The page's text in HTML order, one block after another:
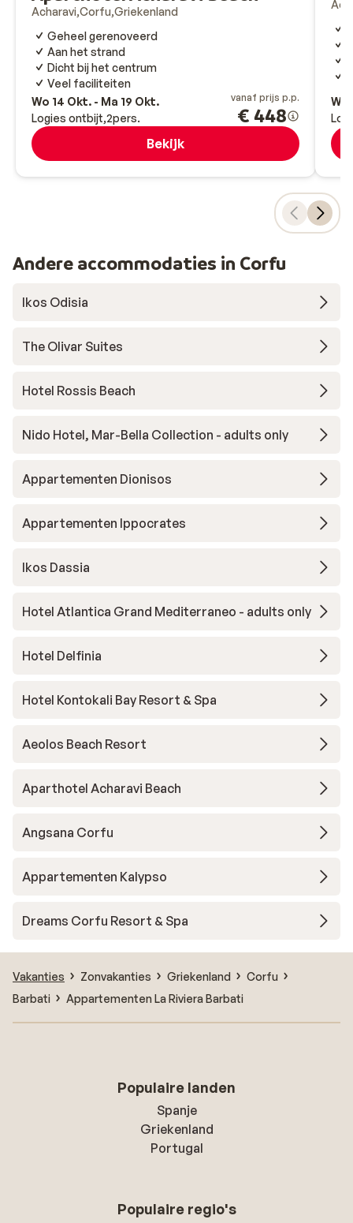
Acharavi Corfu Griekenland
Geheel gerenoveerd
Aan het strand
Dicht bij het centrum
Veel faciliteiten
Wo 14 Okt. - Ma 19 Okt.
Logies ontbijt 2pers.
vanaf prijs p.p.
€ 448
Bekijk
Wo
Andere accommodaties in Corfu
Ikos Odisia
The Olivar Suites
Hotel Rossis Beach
Nido Hotel, Mar-Bella Collection - adults only
Appartementen Dionisos
Appartementen Ippocrates
Ikos Dassia
Hotel Atlantica Grand Mediterraneo - adults only
Hotel Delfinia
Hotel Kontokali Bay Resort & Spa
Aeolos Beach Resort
Aparthotel Acharavi Beach
Angsana Corfu
Appartementen Kalypso
Dreams Corfu Resort & Spa
Vakanties Zonvakanties Griekenland
Corfu
Barbati
Appartementen La Riviera Barbati
Populaire landen
Spanje
Griekenland
Portugal
Populaire regio's